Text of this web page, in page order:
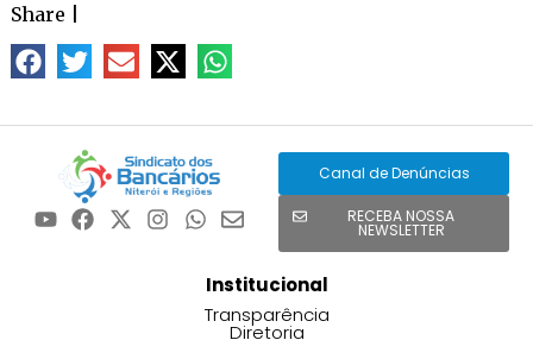
Share
Canal de Denúncias
RECEBA NOSSA
NEWSLETTER
Institucional
Transparência
Diretoria